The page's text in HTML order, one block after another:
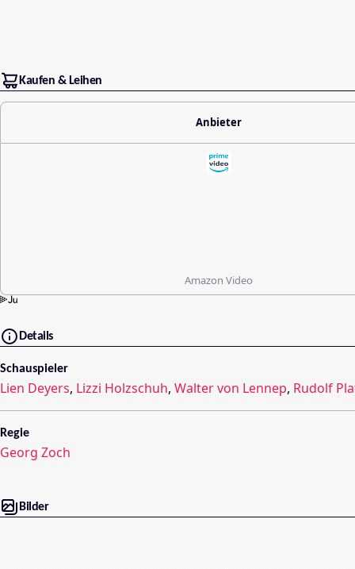
Kaufen & Leihen
Anbieter
Amazon Video
Details
Schauspieler
Lien Deyers, Lizzi Holzschuh, Walter von Lennep, Rudolf
Regie
Georg Zoch
Bilder